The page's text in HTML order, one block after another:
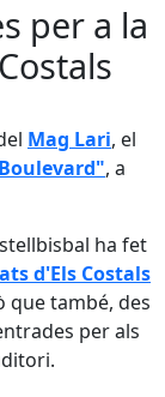
per a la
Mag Lari, el
, a
ha fet
d'Els Costals
que també, des
per als